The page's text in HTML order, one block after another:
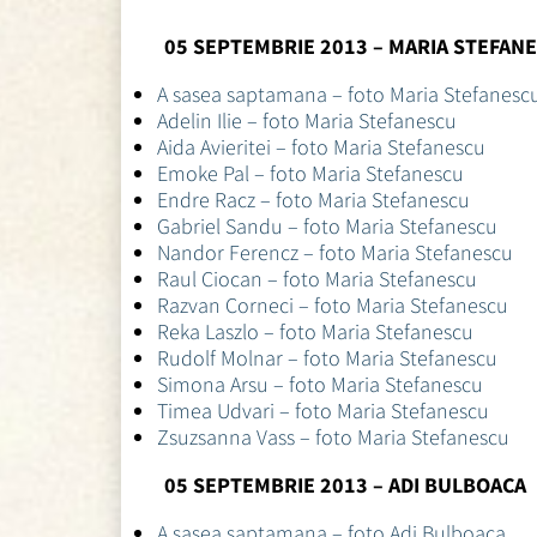
05 SEPTEMBRIE 2013 – MARIA
A sasea saptamana – foto Maria
Adelin Ilie – foto Maria Stefanescu
Aida Avieritei – foto Maria Stefanescu
Emoke Pal – foto Maria Stefanescu
Endre Racz – foto Maria Stefanescu
Gabriel Sandu – foto Maria Stefanescu
Nandor Ferencz – foto Maria Stefanescu
Raul Ciocan – foto Maria Stefanescu
Razvan Corneci – foto Maria Stefanescu
Reka Laszlo – foto Maria Stefanescu
Rudolf Molnar – foto Maria Stefanescu
Simona Arsu – foto Maria Stefanescu
Timea Udvari – foto Maria Stefanescu
Zsuzsanna Vass – foto Maria Stefanescu
05 SEPTEMBRIE 2013 – ADI BULBOACA